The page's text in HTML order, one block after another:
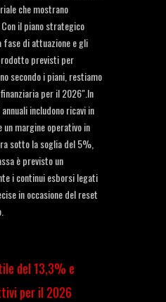
che mostrano
il piano strategico
fase di attuazione e gli
previsti per
secondo i piani, restiamo
per il 2026".In
includono ricavi in
margine operativo in
sotto la soglia del 5%,
è previsto un
i continui esborsi legati
in occasione del reset
del 13,3% e
per il 2026